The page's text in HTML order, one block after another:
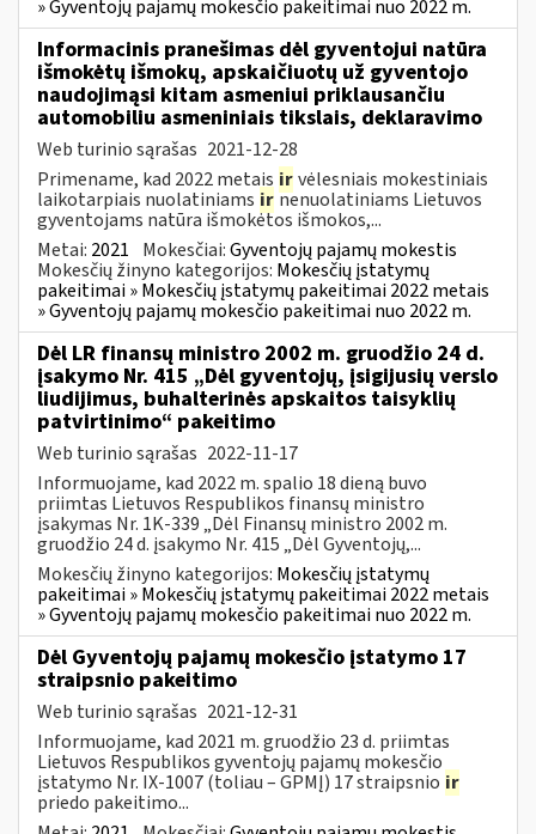
» Gyventojų pajamų mokesčio pakeitimai nuo 2022 m.
Informacinis pranešimas dėl gyventojui natūra
išmokėtų išmokų, apskaičiuotų už gyventojo
naudojimąsi kitam asmeniui priklausančiu
automobiliu asmeniniais tikslais, deklaravimo
Web turinio sąrašas 2021-12-28
Primename, kad 2022 metais irvėlesniais mokestiniais
laikotarpiais nuolatiniams irnenuolatiniams Lietuvos
gyventojams natūra išmokėtos išmokos,...
Metai: 2021 Mokesčiai:Gyventojų pajamų mokestis
Mokesčių žinyno kategorijos: Mokesčių įstatymų
pakeitimai » Mokesčių įstatymų pakeitimai 2022 metais
» Gyventojų pajamų mokesčio pakeitimai nuo 2022 m.
Dėl LR finansų ministro 2002 m. gruodžio 24 d.
įsakymo Nr. 415 „Dėl gyventojų, įsigijusių verslo
liudijimus, buhalterinės apskaitos taisyklių
patvirtinimo“ pakeitimo
Web turinio sąrašas 2022-11-17
Informuojame, kad 2022 m. spalio 18 dieną buvo
priimtas Lietuvos Respublikos finansų ministro
įsakymas Nr. 1K-339 „Dėl Finansų ministro 2002 m.
gruodžio 24 d. įsakymo Nr. 415 „Dėl Gyventojų,...
Mokesčių žinyno kategorijos: Mokesčių įstatymų
pakeitimai » Mokesčių įstatymų pakeitimai 2022 metais
» Gyventojų pajamų mokesčio pakeitimai nuo 2022 m.
Dėl Gyventojų pajamų mokesčio įstatymo 17
straipsnio pakeitimo
Web turinio sąrašas 2021-12-31
Informuojame, kad 2021 m. gruodžio 23 d. priimtas
Lietuvos Respublikos gyventojų pajamų mokesčio
įstatymo Nr. IX-1007 (toliau – GPMĮ) 17 straipsnio ir
priedo pakeitimo...